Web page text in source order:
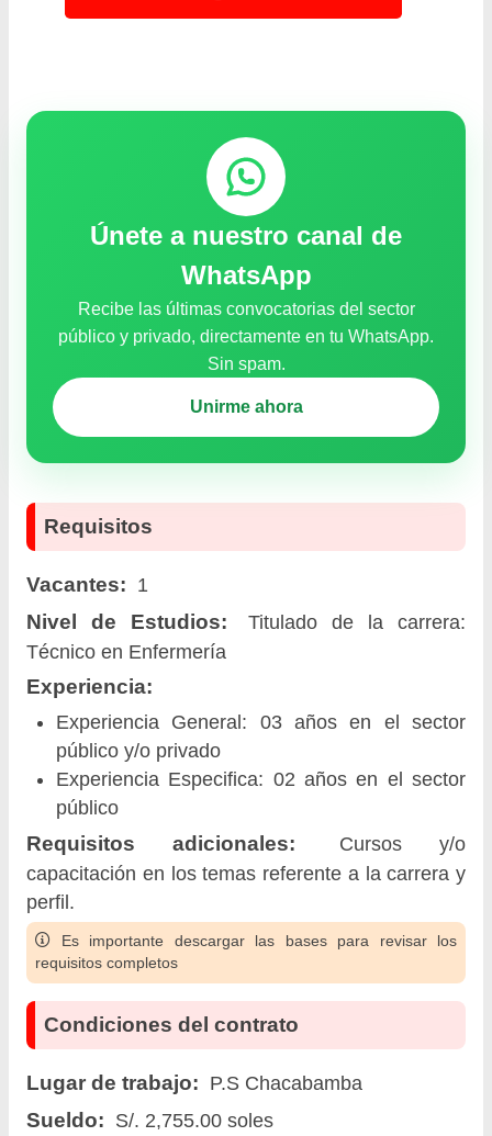
Únete a nuestro canal de
WhatsApp
Recibe las últimas convocatorias del sector
público y privado, directamente en tu WhatsApp.
Sin spam.
Unirme ahora
Requisitos
Vacantes: 1
Nivel de Estudios:
Titulado de la carrera:
Técnico en Enfermería
Experiencia:
Experiencia General: 03 años en el sector
público y/o privado
Experiencia Especifica: 02 años en el sector
público
Requisitos adicionales:
Cursos y/o
capacitación en los temas referente a la carrera y
perfil.
Es importante descargar las bases para revisar los
requisitos completos
Condiciones del contrato
Lugar de trabajo: P.S Chacabamba
Sueldo: S/. 2,755.00 soles